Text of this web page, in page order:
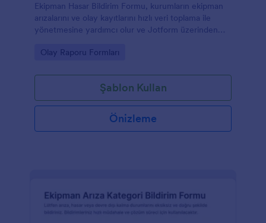
Ekipman Hasar Bildirim Formu, kurumların ekipman
arızalarını ve olay kayıtlarını hızlı veri toplama ile
yönetmesine yardımcı olur ve Jotform üzerinden
kolaylaştırır.
Go to Category:
Olay Raporu Formları
Şablon Kullan
Önizleme